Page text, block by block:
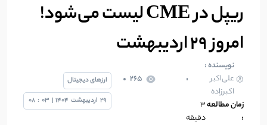
ریپل در CME لیست می‌شود!
امروز 29 اردیبهشت
نویسنده :
علی‌اکبر
اکبرزاده
265
زمان مطالعه
:
3
دقیقه
ارزهای دیجیتال
29 اردیبهشت 1404
|
03
:
08